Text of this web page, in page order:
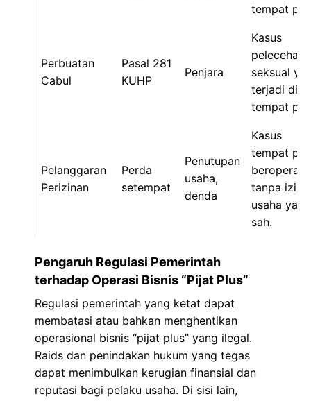
tempat
Perbuatan
Cabul
Pasal 281
KUHP
Penjara
Kasus
pelecehan
seksual
terjadi di
tempat
Pelanggaran
Perizinan
Perda
setempat
Penutupan
usaha,
denda
Kasus
tempat
beroperasi
tanpa izin
usaha yang
sah.
Pengaruh Regulasi Pemerintah
terhadap Operasi Bisnis “Pijat Plus”
Regulasi pemerintah yang ketat dapat
membatasi atau bahkan menghentikan
operasional bisnis “pijat plus” yang ilegal.
Raids dan penindakan hukum yang tegas
dapat menimbulkan kerugian finansial dan
reputasi bagi pelaku usaha. Di sisi lain,